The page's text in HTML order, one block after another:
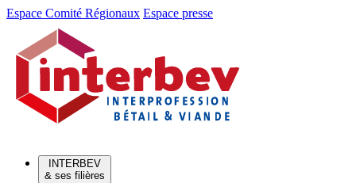
Aller
Aller
contenu
Espace Comité Régionaux Espace presse
INTERBEV
& ses filières